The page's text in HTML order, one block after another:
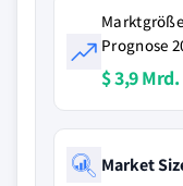
Marktgröße
Prognose
$ 3,9 Mrd.
Market